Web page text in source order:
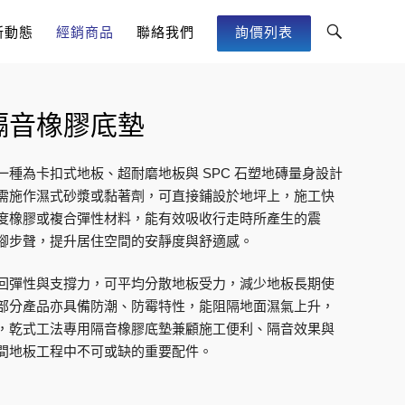
動態 經銷商品 聯絡我們 詢價列表
音橡膠底墊
種為卡扣式地板、超耐磨地板與 SPC 石塑地磚量身設計
施作濕式砂漿或黏著劑，可直接鋪設於地坪上，施工快
橡膠或複合彈性材料，能有效吸收行走時所產生的震
步聲，提升居住空間的安靜度與舒適感。
彈性與支撐力，可平均分散地板受力，減少地板長期使
分產品亦具備防潮、防霉特性，能阻隔地面濕氣上升，
乾式工法專用隔音橡膠底墊兼顧施工便利、隔音效果與
地板工程中不可或缺的重要配件。